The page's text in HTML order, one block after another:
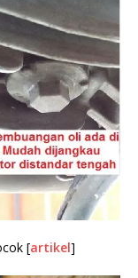
[artikel]